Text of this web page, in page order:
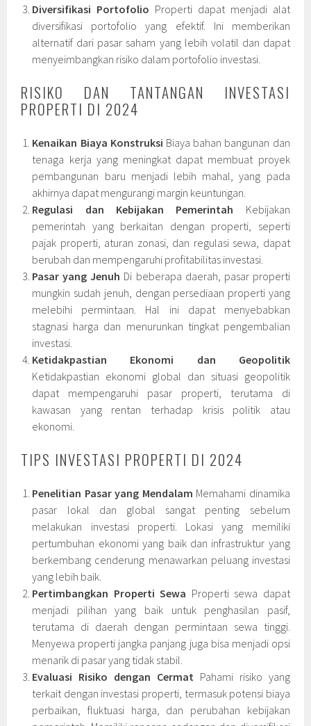
Diversifikasi Portofolio Properti dapat menjadi alat
diversifikasi portofolio yang efektif. Ini memberikan
alternatif dari pasar saham yang lebih volatil dan dapat
menyeimbangkan risiko dalam portofolio investasi.
RISIKO DAN TANTANGAN INVESTASI
PROPERTI DI 2024
Kenaikan Biaya Konstruksi Biaya bahan bangunan dan
tenaga kerja yang meningkat dapat membuat proyek
pembangunan baru menjadi lebih mahal, yang pada
akhirnya dapat mengurangi margin keuntungan.
Regulasi dan Kebijakan Pemerintah Kebijakan
pemerintah yang berkaitan dengan properti, seperti
pajak properti, aturan zonasi, dan regulasi sewa, dapat
berubah dan mempengaruhi profitabilitas investasi.
Pasar yang Jenuh Di beberapa daerah, pasar properti
mungkin sudah jenuh, dengan persediaan properti yang
melebihi permintaan. Hal ini dapat menyebabkan
stagnasi harga dan menurunkan tingkat pengembalian
investasi.
Ketidakpastian Ekonomi dan Geopolitik
Ketidakpastian ekonomi global dan situasi geopolitik
dapat mempengaruhi pasar properti, terutama di
kawasan yang rentan terhadap krisis politik atau
ekonomi.
TIPS INVESTASI PROPERTI DI 2024
Penelitian Pasar yang Mendalam Memahami dinamika
pasar lokal dan global sangat penting sebelum
melakukan investasi properti. Lokasi yang memiliki
pertumbuhan ekonomi yang baik dan infrastruktur yang
berkembang cenderung menawarkan peluang investasi
yang lebih baik.
Pertimbangkan Properti Sewa Properti sewa dapat
menjadi pilihan yang baik untuk penghasilan pasif,
terutama di daerah dengan permintaan sewa tinggi.
Menyewa properti jangka panjang juga bisa menjadi opsi
menarik di pasar yang tidak stabil.
Evaluasi Risiko dengan Cermat Pahami risiko yang
terkait dengan investasi properti, termasuk potensi biaya
perbaikan, fluktuasi harga, dan perubahan kebijakan